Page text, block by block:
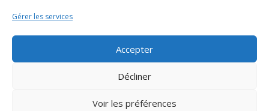
Gérer les services
Accepter
Décliner
Voir les préférences